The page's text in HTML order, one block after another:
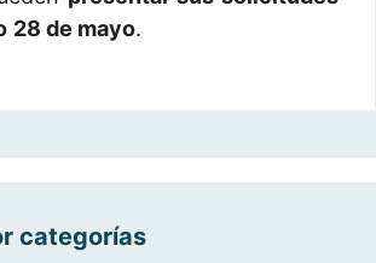
28 de mayo.
categorías